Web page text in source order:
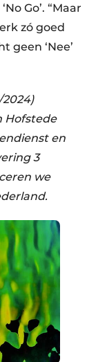
Go’. “Maar
zó goed
geen ‘Nee’
Hofstede
en
3
we